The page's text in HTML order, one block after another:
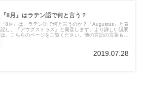
『8月』はラテン語で何と言う？
『8月』は、ラテン語で何と言うのか？『Augustus』と表
記し、『アウグストゥス』と発音します。より詳しい説明
は、こちらのページをご覧ください。他の言語の言葉も紹
2019.07.28